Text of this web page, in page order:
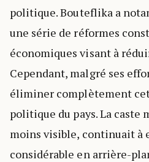
politique. Bouteflika a
une série de réformes
économiques visant à
Cependant, malgré ses
éliminer complètement
politique du pays. La
moins visible, continuait à
considérable en arrière-